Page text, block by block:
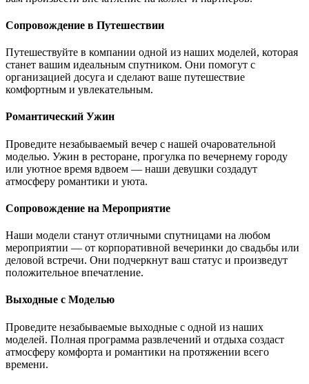
Сопровождение в Путешествии
Путешествуйте в компании одной из наших моделей, которая
станет вашим идеальным спутником. Они помогут с
организацией досуга и сделают ваше путешествие
комфортным и увлекательным.
Романтический Ужин
Проведите незабываемый вечер с нашей очаровательной
моделью. Ужин в ресторане, прогулка по вечернему городу
или уютное время вдвоем — наши девушки создадут
атмосферу романтики и уюта.
Сопровождение на Мероприятие
Наши модели станут отличными спутницами на любом
мероприятии — от корпоративной вечеринки до свадьбы или
деловой встречи. Они подчеркнут ваш статус и произведут
положительное впечатление.
Выходные с Моделью
Проведите незабываемые выходные с одной из наших
моделей. Полная программа развлечений и отдыха создаст
атмосферу комфорта и романтики на протяжении всего
времени.